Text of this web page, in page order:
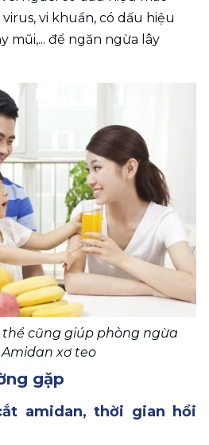
vi khuẩn, có dấu hiệu
mũi,... để ngăn ngừa lây
thể cũng giúp phòng ngừa
xơ teo
gặp
amidan, thời gian hồi